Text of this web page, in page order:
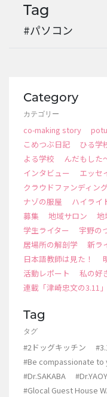
Tag
#パソコン
Category
カテゴリー
co-making story
こめつぶ日記
ひる学
よる学校
んだもした
インタビュー
エッセ
クラウドファンディング
ナゾの服屋
ハイライ
募集
地域サロン 地
学生ライター
宇野の
居場所の解剖学
新ラ
日本語教師は見た！
活動レポート
私の好
連載「津崎忠文の3.11」
Tag
タグ
#2ドッグキッチン
#Be compassionate
#Dr.SAKABA
#Glocal Guest House